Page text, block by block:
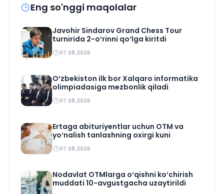
Eng so'nggi maqolalar
Javohir Sindarov Grand Chess Tour
turnirida 2-o‘rinni qo‘lga kiritdi
07.08.2026
O‘zbekiston ilk bor Xalqaro informatika
olimpiadasiga mezbonlik qiladi
07.08.2026
Ertaga abituriyentlar uchun OTM va
yo‘nalish tanlashning oxirgi kuni
07.08.2026
Nodavlat OTMlarga o‘qishni ko‘chirish
muddati 10-avgustgacha uzaytirildi